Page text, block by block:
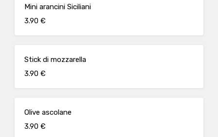
Mini arancini Siciliani
3.90 €
Stick di mozzarella
3.90 €
Olive ascolane
3.90 €